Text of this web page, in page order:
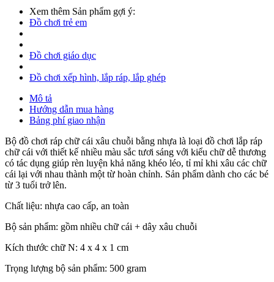
Xem thêm Sản phẩm gợi ý:
Đồ chơi trẻ em
Đồ chơi giáo dục
Đồ chơi xếp hình, lắp ráp, lắp ghép
Mô tả
Hướng dẫn mua hàng
Bảng phí giao nhận
Bộ đồ chơi ráp chữ cái xâu chuỗi bằng nhựa là loại đồ chơi lắp ráp
chữ cái với thiết kế nhiều màu sắc tươi sáng với kiểu chữ dễ thương
có tác dụng giúp rèn luyện khả năng khéo léo, tỉ mỉ khi xâu các chữ
cái lại với nhau thành một từ hoàn chỉnh. Sản phẩm dành cho các bé
từ 3 tuổi trở lên.
Chất liệu: nhựa cao cấp, an toàn
Bộ sản phẩm: gồm nhiều chữ cái + dây xâu chuỗi
Kích thước chữ N: 4 x 4 x 1 cm
Trọng lượng bộ sản phẩm: 500 gram